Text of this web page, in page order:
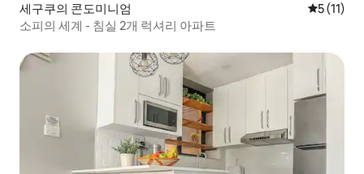
세구쿠의 콘도미니엄 평점 5점
5 (11)
소피의 세계 - 침실 2개 럭셔리 아파트